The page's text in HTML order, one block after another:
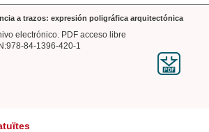
a trazos: expresión poligráfica arquitectónica
electrónico. PDF acceso libre
84-1396-420-1